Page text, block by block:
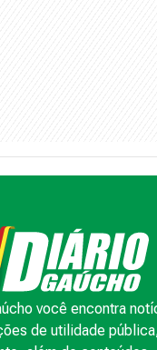
você encontra
de utilidade